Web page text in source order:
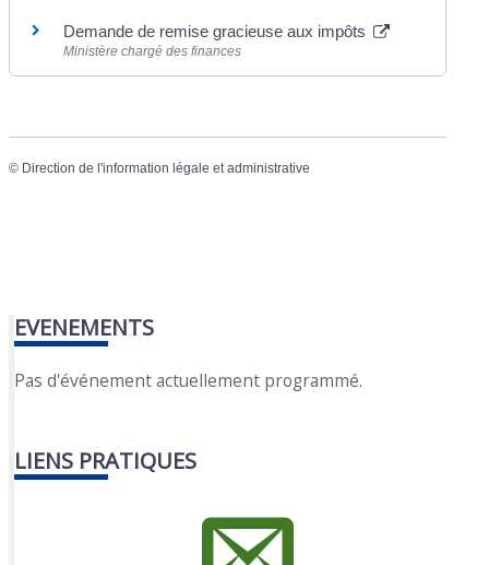
Demande de remise gracieuse aux impôts
Ministère chargé des finances
© Direction de l'information légale et administrative
EVENEMENTS
Pas d'événement actuellement programmé.
LIENS PRATIQUES